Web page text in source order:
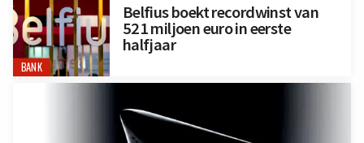
BANK
Belfius boekt recordwinst van
521 miljoen euro in eerste
halfjaar